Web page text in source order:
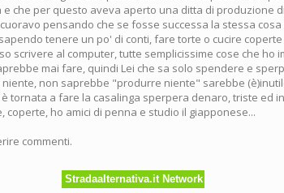
che per questo aveva aperto una ditta di produzione
pensando che se fosse successa la stessa
tenere un po' di conti, fare torte o cucire
scrivere al computer, tutte semplicissime cose che ho
mai fare, quindi Lei che sa solo spendere e
non saprebbe "produrre niente" sarebbe
è tornata a fare la casalinga sperpera denaro, triste ed
coperte, ho amici di penna e studio il giapponese...
commenti.
Stradaalternativa.it Network